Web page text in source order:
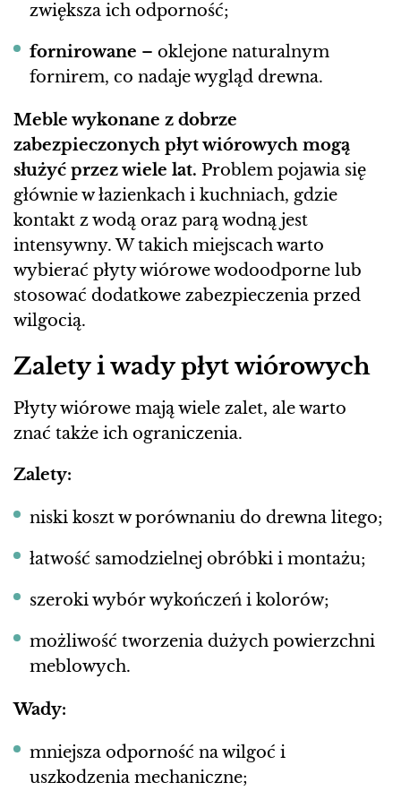
zwiększa ich odporność;
fornirowane – oklejone naturalnym
fornirem, co nadaje wygląd drewna.
Meble wykonane z dobrze
zabezpieczonych płyt wiórowych mogą
służyć przez wiele lat. Problem pojawia się
głównie w łazienkach i kuchniach, gdzie
kontakt z wodą oraz parą wodną jest
intensywny. W takich miejscach warto
wybierać płyty wiórowe wodoodporne lub
stosować dodatkowe zabezpieczenia przed
wilgocią.
Zalety i wady płyt wiórowych
Płyty wiórowe mają wiele zalet, ale warto
znać także ich ograniczenia.
Zalety:
niski koszt w porównaniu do drewna litego;
łatwość samodzielnej obróbki i montażu;
szeroki wybór wykończeń i kolorów;
możliwość tworzenia dużych powierzchni
meblowych.
Wady:
mniejsza odporność na wilgoć i
uszkodzenia mechaniczne;